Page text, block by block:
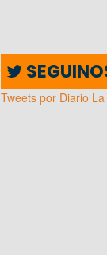
Tweets por Diario